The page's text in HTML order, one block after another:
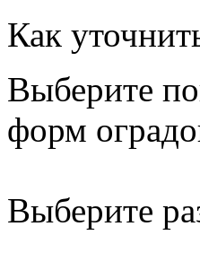
Как
Выберите
форм
Выберите